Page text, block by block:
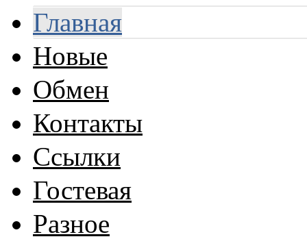
Главная
Новые
Обмен
Контакты
Ссылки
Гостевая
Разное